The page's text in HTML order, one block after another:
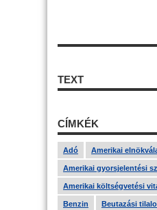
TEXT
CÍMKÉK
Adó Amerikai
Amerikai gyorsjelentési
Amerikai költségvetési
Benzin Beutazási